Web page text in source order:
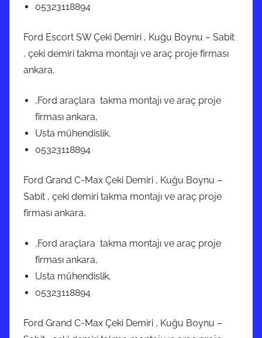
05323118894
Ford Escort SW Çeki Demiri , Kuğu Boynu – Sabit
, çeki demiri takma montajı ve araç proje firması
ankara,
,Ford araçlara takma montajı ve araç proje
firması ankara,
Usta mühendislik,
05323118894
Ford Grand C-Max Çeki Demiri , Kuğu Boynu –
Sabit , çeki demiri takma montajı ve araç proje
firması ankara,
,Ford araçlara takma montajı ve araç proje
firması ankara,
Usta mühendislik,
05323118894
Ford Grand C-Max Çeki Demiri , Kuğu Boynu –